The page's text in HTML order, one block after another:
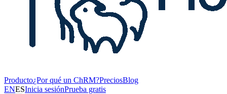
Producto¿Por qué un ChRM?PreciosBlog
ENESInicia sesiónPrueba gratis